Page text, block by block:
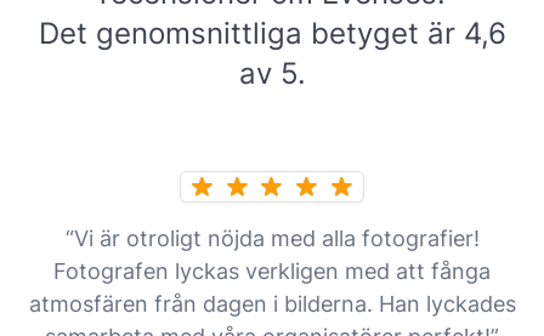
Det genomsnittliga betyget är 4,6
av 5.
“Vi är otroligt nöjda med alla fotografier!
Fotografen lyckas verkligen med att fånga
atmosfären från dagen i bilderna. Han lyckades